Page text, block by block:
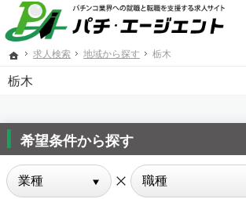
ホーム
求人検索 地域から探す 栃木
栃木
SANKYO･フィールズ･京楽産業.･大一商会･ニューギン･藤商事が
パチンコメーカー、パチスロメーカーをはじめとするパチンコ業界
希望条件から探す